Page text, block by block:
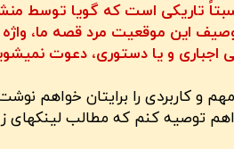
تاریکی است که گویا توسط
این موقعیت مرد قصه ما،
اجباری و یا دستوری، دعوت
و کاربردی را برایتان خواهم
توصیه کنم که مطالب لینکهای